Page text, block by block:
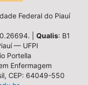
Federal do Piauí
| Qualis: B1
— UFPI
Portella
Enfermagem
CEP: 64049-550